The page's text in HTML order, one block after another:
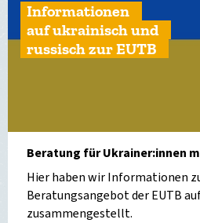
Informationen
auf ukrainisch und
russisch zur EUTB
Beratung für Ukrainer:innen
Hier haben wir Informationen
Beratungsangebot der EUTB
zusammengestellt.